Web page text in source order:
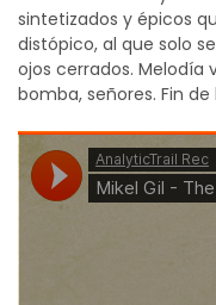
sintetizados y épicos
distópico, al que solo
ojos cerrados. Melodía
bomba, señores. Fin de